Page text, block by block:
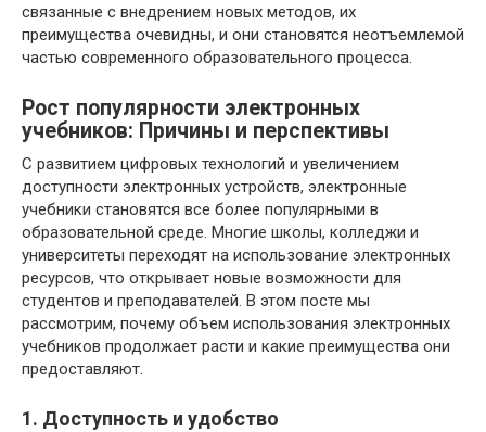
связанные с внедрением новых методов, их
преимущества очевидны, и они становятся неотъемлемой
частью современного образовательного процесса.
Рост популярности электронных
учебников: Причины и перспективы
С развитием цифровых технологий и увеличением
доступности электронных устройств, электронные
учебники становятся все более популярными в
образовательной среде. Многие школы, колледжи и
университеты переходят на использование электронных
ресурсов, что открывает новые возможности для
студентов и преподавателей. В этом посте мы
рассмотрим, почему объем использования электронных
учебников продолжает расти и какие преимущества они
предоставляют.
1. Доступность и удобство